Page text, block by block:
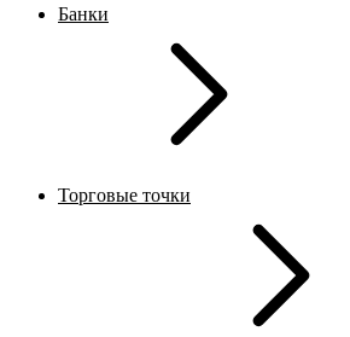
Банки
Торговые точки